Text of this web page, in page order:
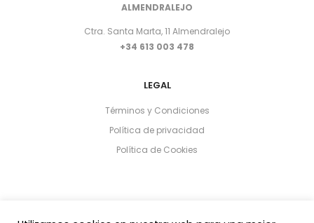
ALMENDRALEJO
Ctra. Santa Marta, 11 Almendralejo
+34 613 003 478
LEGAL
Términos y Condiciones
Política de privacidad
Política de Cookies